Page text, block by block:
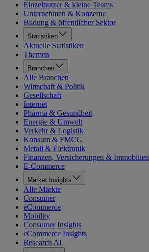
Einzelnutzer & kleine Teams
Unternehmen & Konzerne
Bildung & öffentlicher Sektor
Statistiken
Aktuelle Statistiken
Themen
Branchen
Alle Branchen
Wirtschaft & Politik
Gesellschaft
Internet
Pharma & Gesundheit
Energie & Umwelt
Verkehr & Logistik
Konsum & FMCG
Metall & Elektronik
Finanzen, Versicherungen & Immobilien
E-Commerce
Market Insights
Alle Märkte
Consumer
eCommerce
Mobility
Consumer Insights
eCommerce Insights
Research AI